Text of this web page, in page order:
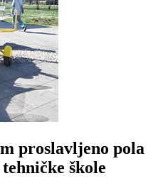
proslavljeno pola
škole